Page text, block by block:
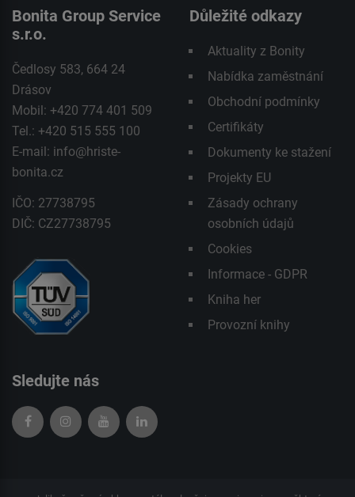
Bonita Group Service
s.r.o.
Čedlosy 583, 664 24
Drásov
Mobil: +420 774 401 509
Tel.: +420 515 555 100
E-mail: info@hriste-
bonita.cz
IČO: 27738795
DIČ: CZ27738795
Důležité odkazy
Aktuality z Bonity
Nabídka zaměstnání
Obchodní podmínky
Certifikáty
Dokumenty ke stažení
Projekty EU
Zásady ochrany
osobních údajů
Cookies
Informace - GDPR
Kniha her
Provozní knihy
Sledujte nás